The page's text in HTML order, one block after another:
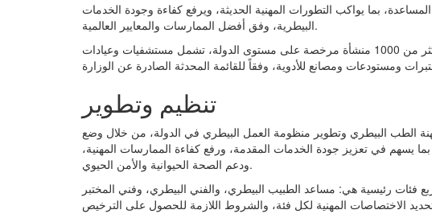
بما يواكب التطورات المهنية الحديثة، ويرفع كفاءة وجودة الخدمات
البيطرية، وفق أفضل الممارسات والمعايير العالمية.
ويأتي القرار في وقت يضم فيه القطاع البيطري أكثر من 1000 منشأة مرخصة على مستوى الدولة، تشمل مستشفيات وعيادات
تنظيم وتطوير
الطب البيطري وتطوير منظومة العمل البيطري في الدولة، من خلال وضع
يسهم في تعزيز جودة الخدمات المقدمة، ورفع كفاءة الممارسات المهنية،
ودعم الصحة الحيوانية والأمن الحيوي.
فئات رئيسية هي: مساعد الطبيب البيطري، والفني البيطري، وفني المختبر